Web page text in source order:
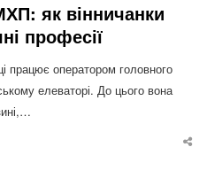
як вінничанки
професії
працює оператором головного
елеваторі. До цього вона